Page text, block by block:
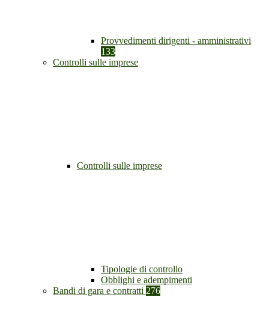
Provvedimenti dirigenti - amministrativi
133
Controlli sulle imprese
Controlli sulle imprese
Tipologie di controllo
Obblighi e adempimenti
Bandi di gara e contratti 276